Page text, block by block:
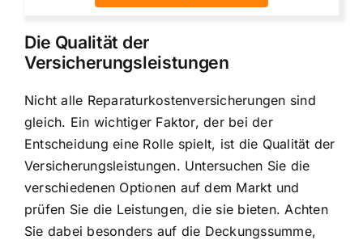
Die Qualität der
Versicherungsleistungen
Nicht alle Reparaturkostenversicherungen sind
gleich. Ein wichtiger Faktor, der bei der
Entscheidung eine Rolle spielt, ist die Qualität der
Versicherungsleistungen. Untersuchen Sie die
verschiedenen Optionen auf dem Markt und
prüfen Sie die Leistungen, die sie bieten. Achten
Sie dabei besonders auf die Deckungssumme,